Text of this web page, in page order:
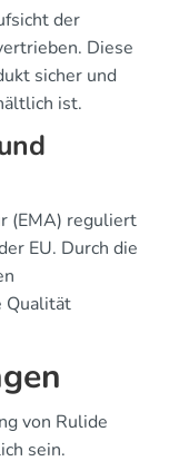
der
Diese
sicher und
ist.
(EMA) reguliert
EU. Durch die
Qualität
von Rulide
sein.